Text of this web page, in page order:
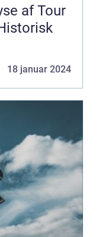
af Tour
18 januar 2024